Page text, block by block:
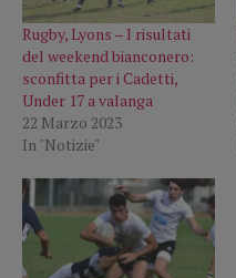
Rugby, Lyons – I risultati
del weekend bianconero:
sconfitta per i Cadetti,
Under 17 a valanga
22 Marzo 2023
In "Notizie"